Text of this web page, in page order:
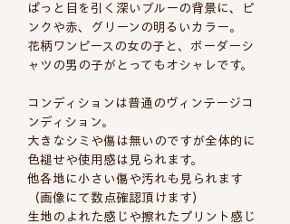
ぱっと目を引く深いブルーの背景に、ピ
ンクや赤、グリーンの明るいカラー。
花柄ワンピースの女の子と、ボーダーシ
ャツの男の子がとってもオシャレです。
コンディションは普通のヴィンテージコ
ンディション。
大きなシミや傷は無いのですが全体的に
色褪せや使用感は見られます。
他各地に小さい傷や汚れも見られます
（画像にて数点確認頂けます）
生地のよれた感じや擦れたプリント感じ